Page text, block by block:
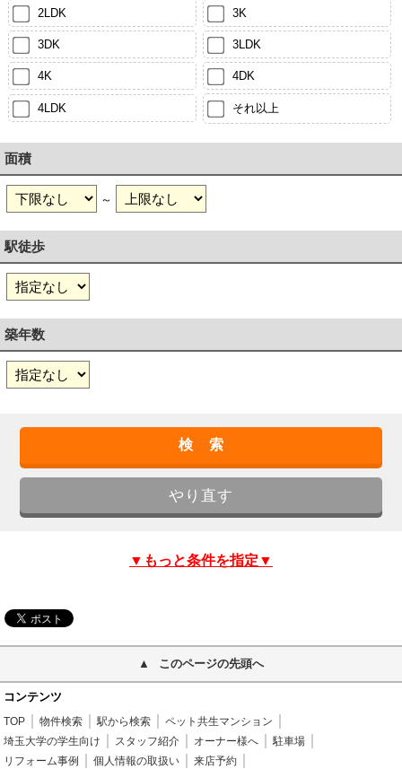
2LDK 3K
3DK 3LDK
4K 4DK
4LDK それ以上
面積
～
駅徒歩
築年数
▼もっと条件を指定▼
このページの先頭へ
コンテンツ
TOP 物件検索 駅から検索
ペット共生マンション
埼玉大学の学生向け
スタッフ紹介 オーナー様へ
駐車場
リフォーム事例
個人情報の取扱い
来店予約